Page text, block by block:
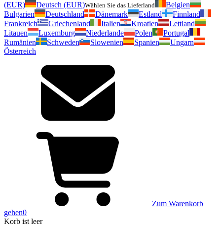
(EUR)
Deutsch (EUR)Wählen Sie das Lieferland
Belgien
Bulgarien
Deutschland Dänemark Estland
Finnland
Frankreich
Griechenland Italien Kroatien
Lettland
Litauen
Luxemburg Niederlande Polen
Portugal
Rumänien
Schweden Slowenien Spanien
Ungarn
Österreich
Zum Warenkorb
gehen0
Korb ist leer